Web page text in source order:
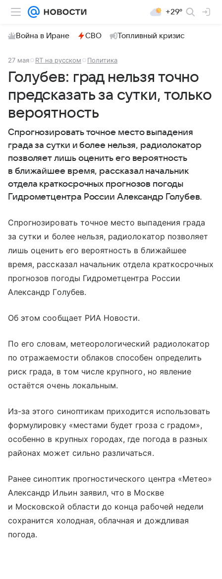
+29°
Война в Иране СВО Топливный кризис
27 мая RT на русском Политика
Голубев: град нельзя точно
предсказать за сутки, только
вероятность
Спрогнозировать точное место выпадения
града за сутки и более нельзя, радиолокатор
позволяет лишь оценить его вероятность
в ближайшее время, рассказал начальник
отдела краткосрочных прогнозов погоды
Гидрометцентра России Александр Голубев.
Спрогнозировать точное место выпадения града
за сутки и более нельзя, радиолокатор позволяет
лишь оценить его вероятность в ближайшее
время, рассказал начальник отдела краткосрочных
прогнозов погоды Гидрометцентра России
Александр Голубев.
Об этом сообщает РИА Новости.
По его словам, метеорологический радиолокатор
по отражаемости облаков способен определить
риск града, в том числе крупного, но явление
остаётся очень локальным.
Из-за этого синоптикам приходится использовать
формулировку «местами будет гроза с градом»,
особенно в крупных городах, где погода в разных
районах может сильно различаться.
Ранее синоптик прогностического центра «Метео»
Александр Ильин заявил, что в Москве
и Московской области до конца рабочей недели
сохранится холодная, облачная и дождливая
погода.